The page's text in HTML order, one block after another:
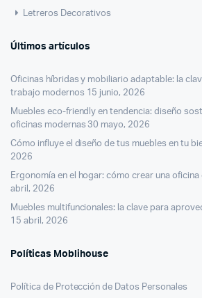
Letreros Decorativos
Últimos artículos
Oficinas híbridas y mobiliario adaptable: la
trabajo modernos 15 junio, 2026
Muebles eco-friendly en tendencia: diseño
oficinas modernas 30 mayo, 2026
Cómo influye el diseño de tus muebles en tu
2026
Ergonomía en el hogar: cómo crear una
abril, 2026
Muebles multifuncionales: la clave para
15 abril, 2026
Políticas Moblihouse
Política de Protección de Datos Personales